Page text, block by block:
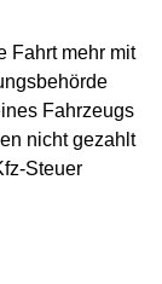
Fahrt mehr mit
Fahrzeugs
nicht gezahlt
Steuer